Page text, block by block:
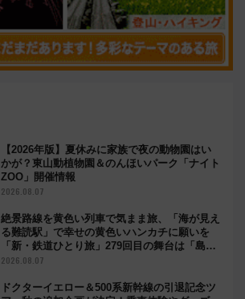
【2026年版】夏休みに家族で夜の動物園はい
かが？東山動植物園＆のんほいパーク「ナイト
ZOO」開催情報
2026.08.07
絶景路線を黄色い列車で気まま旅、「海が見え
る難読駅」で幸せの黄色いハンカチに願いを
「新・鉄道ひとり旅」279回目の舞台は「島原
鉄道」
2026.08.07
ドクターイエロー＆500系新幹線の引退記念ツ